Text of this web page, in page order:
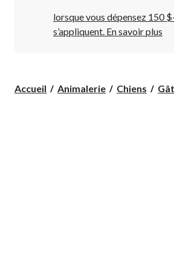
22:00
cliquer
pour
lorsque vous dépensez 150
s’appliquent. En savoir plus
Accueil Animalerie Chiens